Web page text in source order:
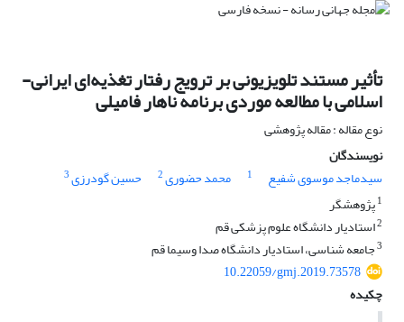
تأثیر مستند تلویزیونی بر ترویج رفتار تغذیه‌ای ایرانی-
اسلامی با مطالعه موردی برنامه ناهار فامیلی
نوع مقاله : مقاله پژوهشی
نویسندگان
سیدماجد موسوی شفیع
1 محمد حضوری2 حسین گودرزی3
1پژوهشگر
2استادیار دانشگاه علوم پزشکی قم
3جامعه شناسی، استادیار دانشگاه صدا وسیما قم
10.22059/gmj.2019.73578
چکیده